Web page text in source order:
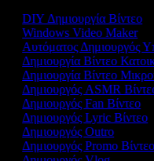
DIY Δημιουργία Βίντεο
Windows Video Maker
Αυτόματος Δημιουργός
Δημιουργία Βίντεο
Δημιουργία Βίντεο
Δημιουργός ASMR
Δημιουργός Fan Βίντεο
Δημιουργός Lyric Βίντεο
Δημιουργός Outro
Δημιουργός Promo Βίντεο